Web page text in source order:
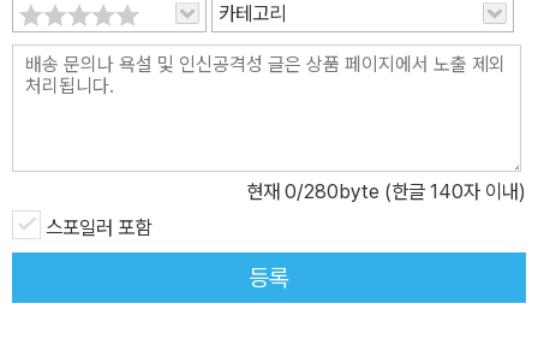
카테고리
현재 0/280byte (한글 140자 이내)
스포일러 포함
등록